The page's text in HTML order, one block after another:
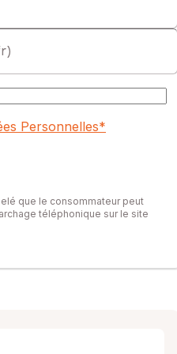
Personnelles*
que le consommateur peut
téléphonique sur le site